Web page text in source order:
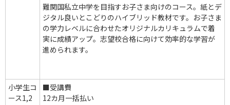
難関国私立中学を目指すお子さま向けのコース。紙とデ
ジタル良いとこどりのハイブリッド教材です。お子さま
の学力レベルに合わせたオリジナルカリキュラムで着
実に成績アップ。志望校合格に向けて効率的な学習が
進められます。
小学生コ
ース1,2
■受講費
12カ月一括払い